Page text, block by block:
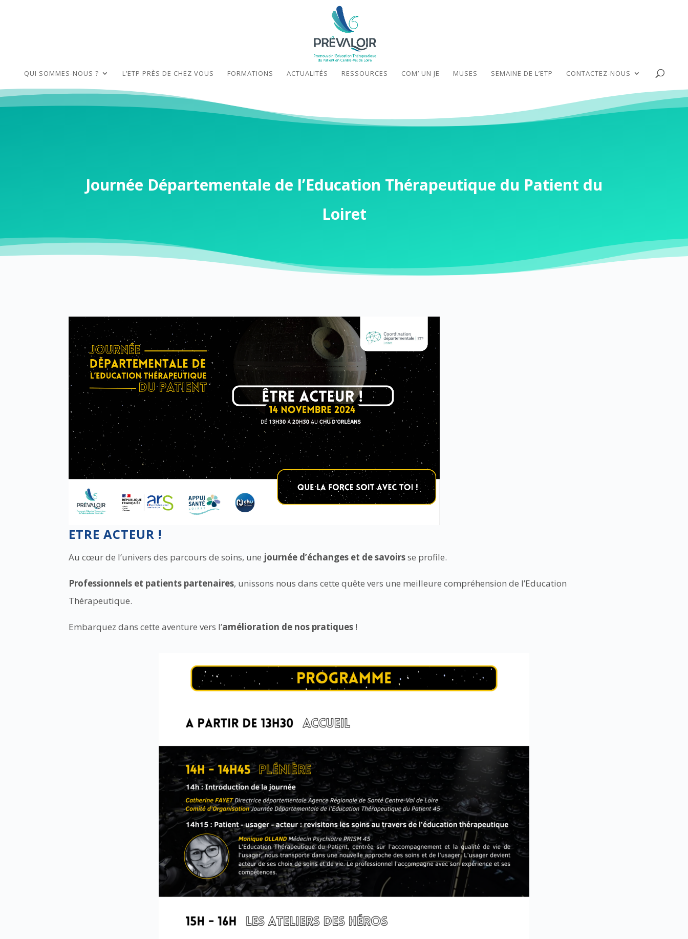
QUI SOMMES-NOUS ? L’ETP PRÈS DE CHEZ VOUS FORMATIONS ACTUALITÉS RESSOURCES COM’ UN JE MUSES SEMAINE DE L’ETP CONTACTEZ-NOUS
Journée Départementale de l’Education Thérapeutique du Patient du
Loiret
ETRE ACTEUR !
Au cœur de l’univers des parcours de soins, une journée d’échanges et de savoirsse profile.
Professionnels et patients partenaires, unissons nous dans cette quête vers une meilleure compréhension de l’Education
Thérapeutique.
Embarquez dans cette aventure vers l’amélioration de nos pratiques !